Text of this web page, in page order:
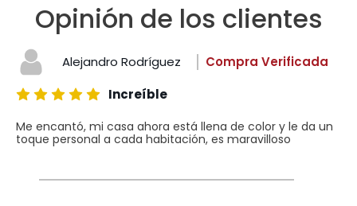
Opinión de los clientes
Alejandro Rodríguez
Compra Verificada
Increíble
Me encantó, mi casa ahora está llena de color y le da un
toque personal a cada habitación, es maravilloso